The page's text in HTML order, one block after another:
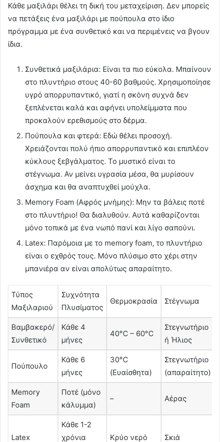
Κάθε μαξιλάρι θέλει τη δική του μεταχείριση. Δεν μπορείς
να πετάξεις ένα μαξιλάρι με πούπουλα στο ίδιο
πρόγραμμα με ένα συνθετικό και να περιμένεις να βγουν
ίδια.
Συνθετικά μαξιλάρια: Είναι τα πιο εύκολα. Μπαίνουν
στο πλυντήριο στους 40-60 βαθμούς. Χρησιμοποίησε
υγρό απορρυπαντικό, γιατί η σκόνη συχνά δεν
ξεπλένεται καλά και αφήνει υπολείμματα που
προκαλούν ερεθισμούς στο δέρμα.
Πούπουλα και φτερά: Εδώ θέλει προσοχή.
Χρειάζονται πολύ ήπιο απορρυπαντικό και επιπλέον
κύκλους ξεβγάλματος. Το μυστικό είναι το
στέγνωμα. Αν μείνει υγρασία μέσα, θα μυρίσουν
άσχημα και θα αναπτυχθεί μούχλα.
Memory Foam (Αφρός μνήμης): Μην τα βάλεις ποτέ
στο πλυντήριο! Θα διαλυθούν. Αυτά καθαρίζονται
μόνο τοπικά με ένα νωπό πανί και λίγο σαπούνι.
Latex: Παρόμοια με το memory foam, το πλυντήριο
είναι ο εχθρός τους. Μόνο πλύσιμο στο χέρι στην
μπανιέρα αν είναι απολύτως απαραίτητο.
Τύπος
Μαξιλαριού
Συχνότητα
Πλυσίματος
Θερμοκρασία Στέγνωμα
Βαμβακερό/
Συνθετικό
Κάθε 4
μήνες
40°C – 60°C
Στεγνωτήριο
ή Ήλιος
Πούπουλο
Κάθε 6
μήνες
30°C
(Ευαίσθητα)
Στεγνωτήριο
(απαραίτητο)
Memory
Foam
Ποτέ (μόνο
κάλυμμα)
– Αέρας
Latex
Κάθε 1-2
χρόνια
Κρύο νερό Σκιά